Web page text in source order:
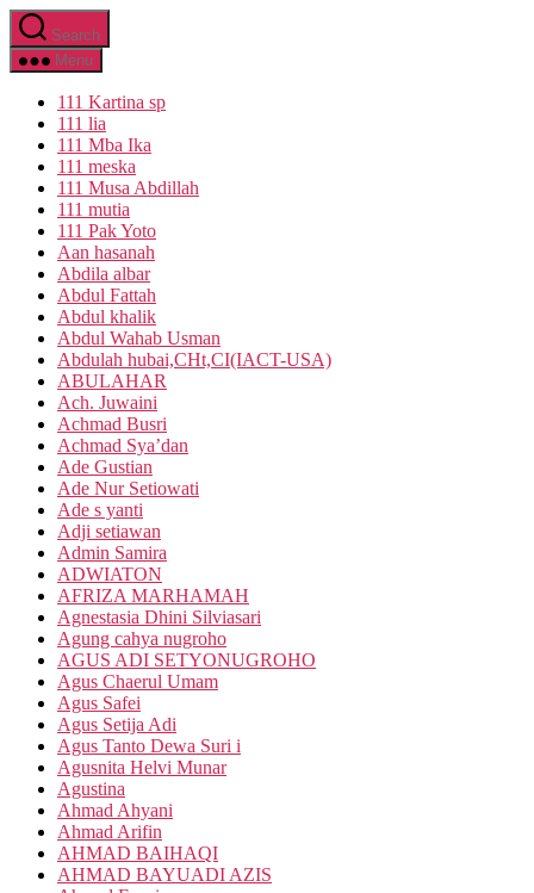
Skip
to
the
Search
Menu
111 Kartina sp
111 lia
111 Mba Ika
111 meska
111 Musa Abdillah
111 mutia
111 Pak Yoto
Aan hasanah
Abdila albar
Abdul Fattah
Abdul khalik
Abdul Wahab Usman
Abdulah hubai,CHt,CI(IACT-USA)
ABULAHAR
Ach. Juwaini
Achmad Busri
Achmad Sya’dan
Ade Gustian
Ade Nur Setiowati
Ade s yanti
Adji setiawan
Admin Samira
ADWIATON
AFRIZA MARHAMAH
Agnestasia Dhini Silviasari
Agung cahya nugroho
AGUS ADI SETYONUGROHO
Agus Chaerul Umam
Agus Safei
Agus Setija Adi
Agus Tanto Dewa Suri i
Agusnita Helvi Munar
Agustina
Ahmad Ahyani
Ahmad Arifin
AHMAD BAIHAQI
AHMAD BAYUADI AZIS